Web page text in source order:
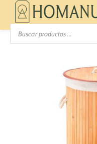
Búsqueda
productos